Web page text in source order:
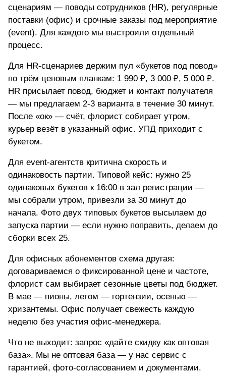
сценариям — поводы сотрудников (HR), регулярные
поставки (офис) и срочные заказы под мероприятие
(event). Для каждого мы выстроили отдельный
процесс.
Для HR-сценариев держим пул «букетов под повод»
по трём ценовым планкам: 1 990 ₽, 3 000 ₽, 5 000 ₽.
HR присылает повод, бюджет и контакт получателя
— мы предлагаем 2-3 варианта в течение 30 минут.
После «ок» — счёт, флорист собирает утром,
курьер везёт в указанный офис. УПД приходит с
букетом.
Для event-агентств критична скорость и
одинаковость партии. Типовой кейс: нужно 25
одинаковых букетов к 16:00 в зал регистрации —
мы собрали утром, привезли за 30 минут до
начала. Фото двух типовых букетов высылаем до
запуска партии — если нужно поправить, делаем до
сборки всех 25.
Для офисных абонементов схема другая:
договариваемся о фиксированной цене и частоте,
флорист сам выбирает сезонные цветы под бюджет.
В мае — пионы, летом — гортензии, осенью —
хризантемы. Офис получает свежесть каждую
неделю без участия офис-менеджера.
Что не выходит: запрос «дайте скидку как оптовая
база». Мы не оптовая база — у нас сервис с
гарантией, фото-согласованием и документами.